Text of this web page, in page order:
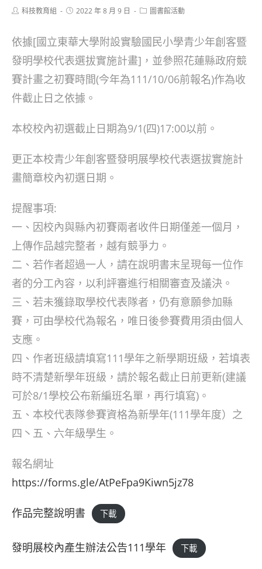
Post科技教育組
Post2022 年 8 月 9 日
Post圖書館活動
依據[國立東華大學附設實驗國民小學青少年創客暨
發明學校代表選拔實施計畫]，並參照花蓮縣政府競
賽計畫之初賽時間(今年為111/10/06前報名)作為收
件截止日之依據。
本校校內初選截止日期為9/1(四)17:00以前。
更正本校青少年創客暨發明展學校代表選拔實施計
畫簡章校內初選日期。
提醒事項:
一、因校內與縣內初賽兩者收件日期僅差一個月，
上傳作品越完整者，越有競爭力。
二、若作者超過一人，請在說明書末呈現每一位作
者的分工內容，以利評審進行相關審查及議決。
三、若未獲錄取學校代表隊者，仍有意願參加縣
賽，可由學校代為報名，唯日後參賽費用須由個人
支應。
四、作者班級請填寫111學年之新學期班級，若填表
時不清楚新學年班級，請於報名截止日前更新(建議
可於8/1學校公布新編班名單，再行填寫)。
五、本校代表隊參賽資格為新學年(111學年度）之
四丶五、六年級學生。
報名網址
https://forms.gle/AtPeFpa9Kiwn5jz78
作品完整說明書 下載
發明展校內產生辦法公告111學年 下載